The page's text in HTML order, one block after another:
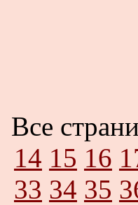
Все
14 15 16
33 34 35